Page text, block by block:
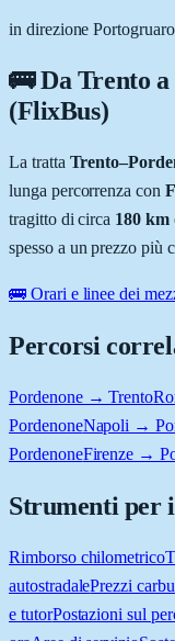
in direzione Portogruaro
🚌 DaTrento a
(FlixBus)
La tratta Trento–
lunga percorrenza con
tragitto di circa 180 km
spesso a un prezzo più
🚌 Orari e linee dei
Percorsi
Pordenone → Trento
PordenoneNapoli →
PordenoneFirenze →
Strumenti per
Rimborso chilometrico
autostradalePrezzi
e tutorPostazioni sul